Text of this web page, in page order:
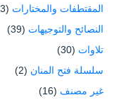
المقتطفات والمختارات (53)
النصائح والتوجيهات (39)
تلاوات (30)
سلسلة فتح المنان (2)
غير مصنف (16)